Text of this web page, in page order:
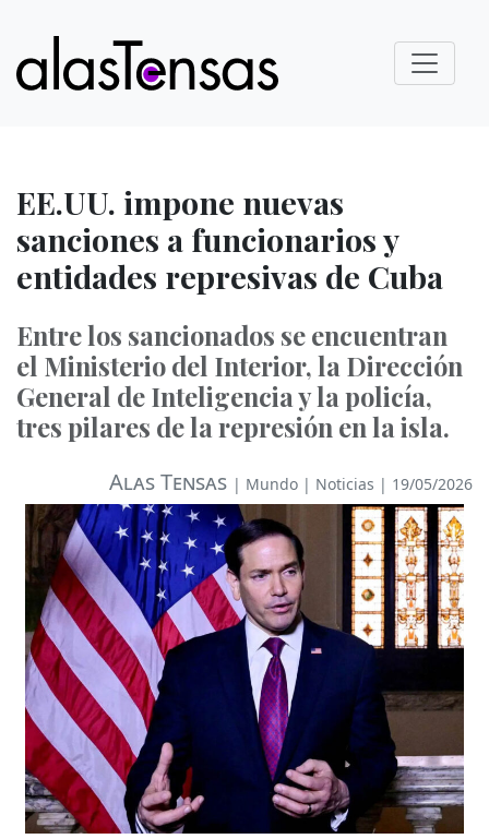
EE.UU. impone nuevas
sanciones a funcionarios y
entidades represivas de Cuba
Entre los sancionados se encuentran
el Ministerio del Interior, la Dirección
General de Inteligencia y la policía,
tres pilares de la represión en la isla.
Alas Tensas | Mundo | Noticias | 19/05/2026